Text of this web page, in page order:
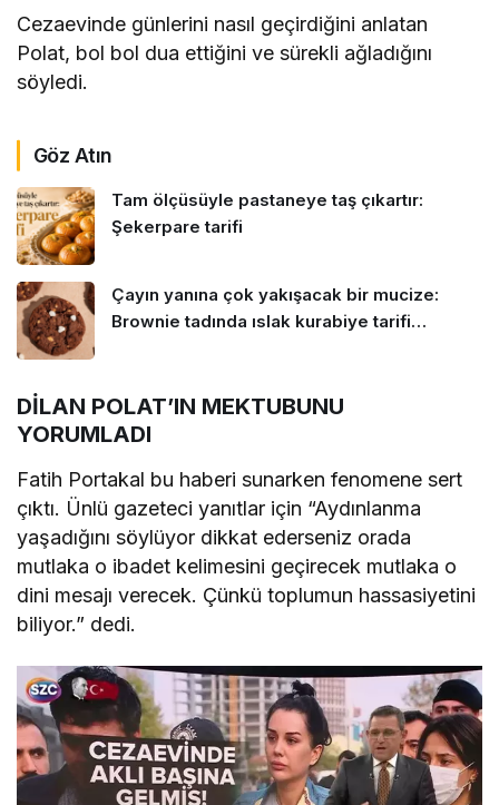
Cezaevinde günlerini nasıl geçirdiğini anlatan
Polat, bol bol dua ettiğini ve sürekli ağladığını
söyledi.
Göz Atın
Tam ölçüsüyle pastaneye taş çıkartır:
Şekerpare tarifi
Çayın yanına çok yakışacak bir mucize:
Brownie tadında ıslak kurabiye tarifi…
DİLAN POLAT’IN MEKTUBUNU
YORUMLADI
Fatih Portakal bu haberi sunarken fenomene sert
çıktı. Ünlü gazeteci yanıtlar için “Aydınlanma
yaşadığını söylüyor dikkat ederseniz orada
mutlaka o ibadet kelimesini geçirecek mutlaka o
dini mesajı verecek. Çünkü toplumun hassasiyetini
biliyor.” dedi.